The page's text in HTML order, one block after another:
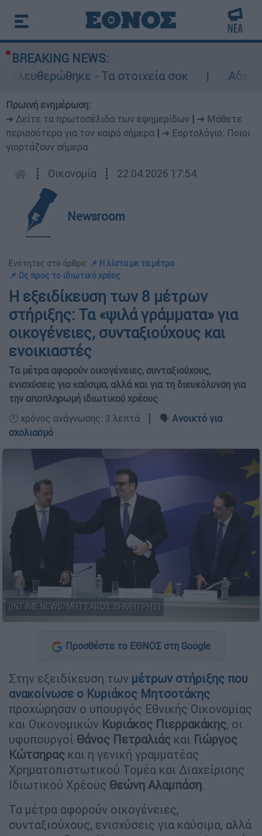
BREAKING NEWS:
- Τα στοιχεία σοκ
Αδειάζει η
Πρωινή ενημέρωση:
➔ Δείτε τα πρωτοσέλιδα των εφημερίδων
➔ Μάθετε
περισσότερα για τον καιρό σήμερα
➔ Εορτολόγιο: Ποιοι
γιορτάζουν σήμερα
┋ Οικονομία ┋ 22.04.2026 17:54
Newsroom
Ενότητες στο άρθρο: 📌 Η λίστα με τα μέτρα
📌 Ως προς το ιδιωτικό χρέος
Η εξειδίκευση των 8 μέτρων
στήριξης: Τα «ψιλά γράμματα» για
οικογένειες, συνταξιούχους και
ενοικιαστές
Τα μέτρα αφορούν οικογένειες, συνταξιούχους,
ενισχύσεις για καύσιμα, αλλά και για τη διευκόλυνση για
την αποπληρωμή ιδιωτικού χρέους
🕛 χρόνος ανάγνωσης: 3 λεπτά ┋ 🗣️ Ανοικτό για
σχολιασμό
(INTIME NEWS/ΜΗΤΣΑΚΟΣ ΔΗΜΗΤΡΗΣ)
Προσθέστε το ΕΘΝΟΣ στη Google
Στην εξειδίκευση των μέτρων στήριξης που
ανακοίνωσε ο Κυριάκος Μητσοτάκης
προχώρησαν ο υπουργός Εθνικής Οικονομίας
και Οικονομικών Κυριάκος Πιερρακάκης, οι
υφυπουργοί Θάνος Πετραλιάς και Γιώργος
Κώτσηρας και η γενική γραμματέας
Χρηματοπιστωτικού Τομέα και Διαχείρισης
Ιδιωτικού Χρέους Θεώνη Αλαμπάση.
Τα μέτρα αφορούν οικογένειες,
συνταξιούχους, ενισχύσεις για καύσιμα, αλλά